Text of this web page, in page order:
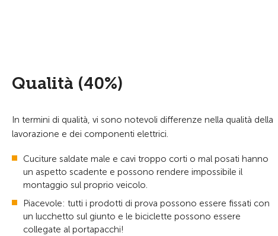
Qualità (40%)
In termini di qualità, vi sono notevoli differenze nella qualità della
lavorazione e dei componenti elettrici.
Cuciture saldate male e cavi troppo corti o mal posati hanno
un aspetto scadente e possono rendere impossibile il
montaggio sul proprio veicolo.
Piacevole: tutti i prodotti di prova possono essere fissati con
un lucchetto sul giunto e le biciclette possono essere
collegate al portapacchi!